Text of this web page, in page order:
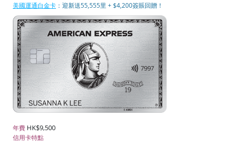
美國運通白金卡 ：迎新送55,555里 + $4,200簽賬回贈！
年費 HK$9,500
信用卡特點